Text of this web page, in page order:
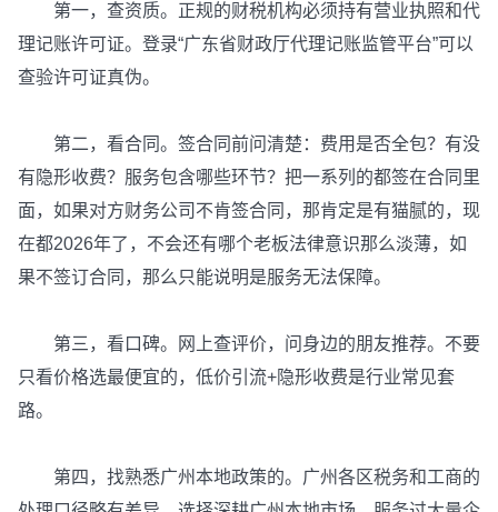
第一，查资质。正规的财税机构必须持有营业执照和代
理记账许可证。登录“广东省财政厅代理记账监管平台”可以
查验许可证真伪。
第二，看合同。签合同前问清楚：费用是否全包？有没
有隐形收费？服务包含哪些环节？把一系列的都签在合同里
面，如果对方财务公司不肯签合同，那肯定是有猫腻的，现
在都2026年了，不会还有哪个老板法律意识那么淡薄，如
果不签订合同，那么只能说明是服务无法保障。
第三，看口碑。网上查评价，问身边的朋友推荐。不要
只看价格选最便宜的，低价引流+隐形收费是行业常见套
路。
第四，找熟悉广州本地政策的。广州各区税务和工商的